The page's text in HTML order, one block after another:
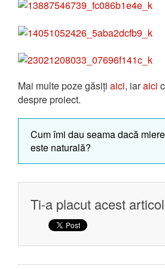
Mai multe poze găsiți aici, iaraici
despre proiect.
Cum îmi dau seama dacă
este naturală?
Ti-a placut acest